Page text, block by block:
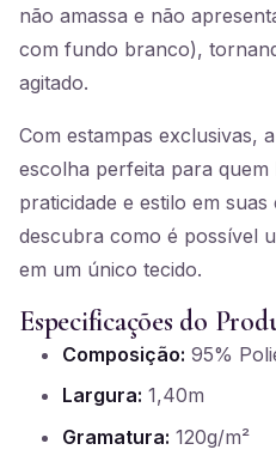
não amassa e não
com fundo branco),
agitado.
Com estampas exclusivas,
escolha perfeita para
praticidade e estilo em
descubra como é possível
em um único tecido.
Especificações do
Composição: 95%
Largura: 1,40m
Gramatura: 120g/m²